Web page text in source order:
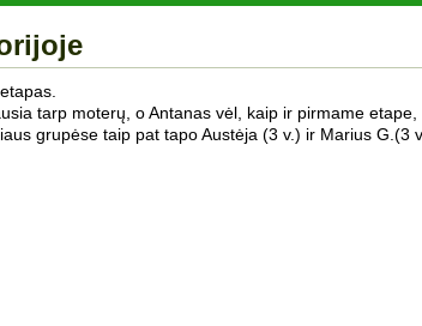
tarp moterų, o Antanas vėl, kaip ir pirmame etape,
grupėse taip pat tapo Austėja (3 v.) ir Marius G.(3